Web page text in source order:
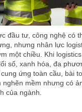
đầu tư, công nghệ có
nhưng nhân lực
một chiều. Khi
số, xanh hóa, đa
ứng toàn cầu, bài
nghẽn mềm nhưng có
của ngành.